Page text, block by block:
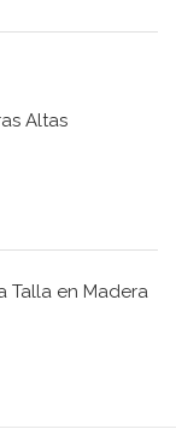
Altas
Talla en Madera